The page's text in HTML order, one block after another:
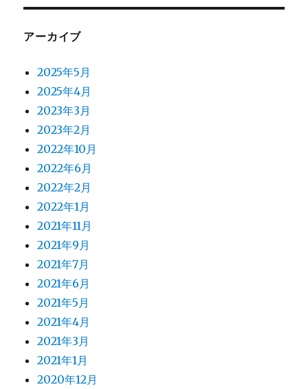
アーカイブ
2025年5月
2025年4月
2023年3月
2023年2月
2022年10月
2022年6月
2022年2月
2022年1月
2021年11月
2021年9月
2021年7月
2021年6月
2021年5月
2021年4月
2021年3月
2021年1月
2020年12月